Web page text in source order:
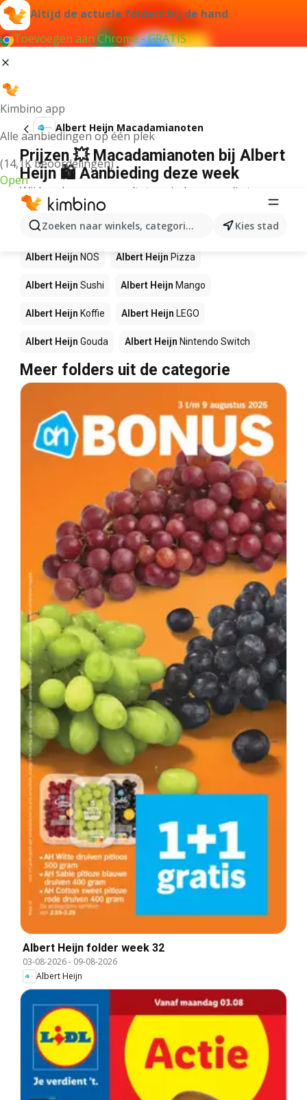
Altijd de actuele folders bij de hand
Toevoegen aan Chrome - GRATIS
Kimbino app
Alle aanbiedingen op één plek
(14,1K beoordelingen)
Open
Zoeken naar winkels, categorieën, producten...
Kies stad
Albert Heijn Macadamianoten
Prijzen 💥 Macadamianoten bij Albert
Heijn 🛍️ Aanbieding deze week
Wij konden geen resultaten vinden voor die term.
Andere producten in winkels Albert
Heijn
Albert Heijn NOS Albert Heijn Pizza
Albert Heijn Sushi Albert Heijn Mango
Albert Heijn Koffie Albert Heijn LEGO
Albert Heijn Gouda Albert Heijn Nintendo Switch
Meer folders uit de categorie
Albert Heijn folder week 32
03-08-2026- 09-08-2026
Albert Heijn